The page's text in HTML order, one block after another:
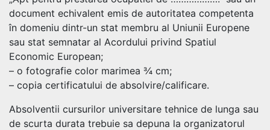
document echivalent emis de autoritatea competenta
în domeniu dintr-un stat membru al Uniunii Europene
sau stat semnatar al Acordului privind Spatiul
Economic European;
– o fotografie color marimea ¾ cm;
– copia certificatului de absolvire/calificare.
Absolventii cursurilor universitare tehnice de lunga sau
de scurta durata trebuie sa depuna la organizatorul